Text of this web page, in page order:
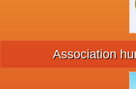
Association